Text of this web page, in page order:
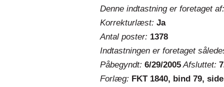
Denne indtastning er foretaget
Korrekturlæst: Ja
Antal poster: 1378
Indtastningen er foretaget
Påbegyndt: 6/29/2005Afsluttet:
Forlæg: FKT 1840, bind 79,